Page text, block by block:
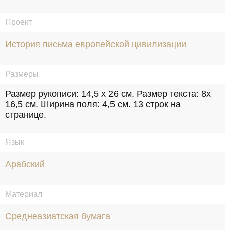
Проект
История письма европейской цивилизации
Размеры
Размер рукописи: 14,5 х 26 см. Размер текста: 8х
16,5 см. Ширина поля: 4,5 см. 13 строк на
странице.
Язык
Арабский
Материал
Среднеазиатская бумага